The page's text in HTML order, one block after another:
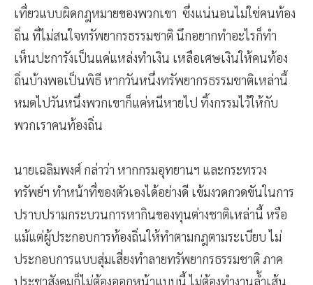
เที่ยวแบบผิดกฎหมายของพวกเขา ซึ่งแน่นอนไม่ใช่คนท้อง
ถิ่น ที่ไม่สนใจทรัพยากรธรรมชาติ นึกอยากทำอะไรก็ทำ
เห็นปะการังเป็นแค่แหล่งทำเงิน เหลือเศษเงินให้คนท้อง
ถิ่นบ้างพอเป็นพิธี หากวันหนึ่งทรัพยากรธรรมชาติเหล่านี้
หมดไปวันหนึ่งพวกเขาก็แค่หนีหายไป ทิ้งกรรมไว้ให้กับ
พวกเราคนท้องถิ่น
นายเฉลิมพงศ์ กล่าว่า หากกรมอุทยานฯ และกระทรวง
ทรัพย์ฯ ทำหน้าที่ของตัวเองได้อย่างดี เข้มงวดกวดขันในการ
ปราบปรามกระบวนการหากินของทุนต่างชาติเหล่านี้ หรือ
แม้แต่ผู้ประกอบการท้องถิ่นให้ทำตามกฎตามระเบียบ ไม่
ประกอบการแบบสุ่มเสี่ยงทำลายทรัพยากรธรรมชาติ ภาค
ประชาสังคมก็ไม่ต้องออกหน้าแบบนี้ ไม่ต้องทำงานล้ำเส้น